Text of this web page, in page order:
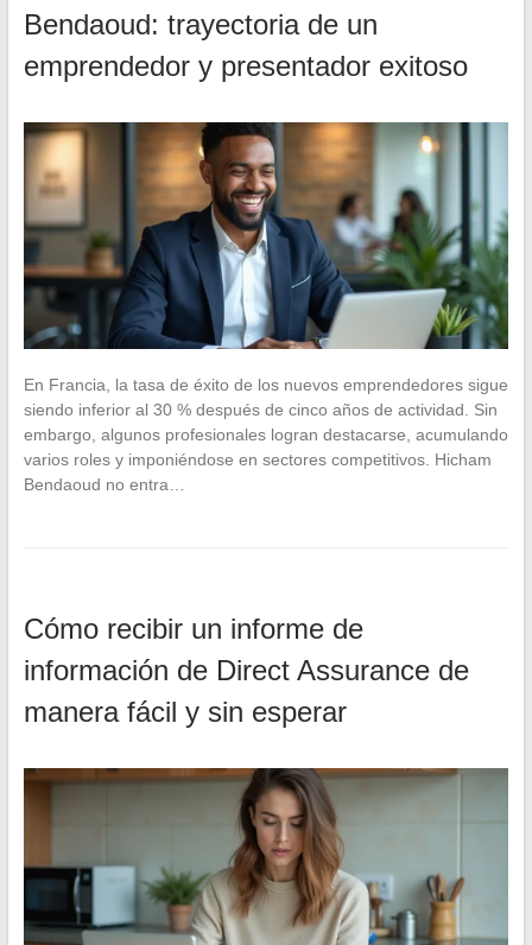
Bendaoud: trayectoria de un
emprendedor y presentador exitoso
En Francia, la tasa de éxito de los nuevos emprendedores sigue
siendo inferior al 30 % después de cinco años de actividad. Sin
embargo, algunos profesionales logran destacarse, acumulando
varios roles y imponiéndose en sectores competitivos. Hicham
Bendaoud no entra…
Cómo recibir un informe de
información de Direct Assurance de
manera fácil y sin esperar